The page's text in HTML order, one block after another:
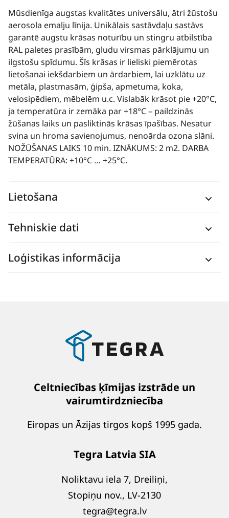
Mūsdienīga augstas kvalitātes universālu, ātri žūstošu
aerosola emalju līnija. Unikālais sastāvdaļu sastāvs
garantē augstu krāsas noturību un stingru atbilstība
RAL paletes prasībām, gludu virsmas pārklājumu un
ilgstošu spīdumu. Šīs krāsas ir lieliski piemērotas
lietošanai iekšdarbiem un ārdarbiem, lai uzklātu uz
metāla, plastmasām, ģipša, apmetuma, koka,
velosipēdiem, mēbelēm u.c. Vislabāk krāsot pie +20°C,
ja temperatūra ir zemāka par +18°C – paildzinās
žūšanas laiks un pasliktinās krāsas īpašības. Nesatur
svina un hroma savienojumus, nenoārda ozona slāni.
NOŽŪŠANAS LAIKS 10 min. IZNĀKUMS: 2 m2. DARBA
TEMPERATŪRA: +10°C … +25°C.
Lietošana
Tehniskie dati
Loģistikas informācija
Celtniecības ķīmijas izstrāde un
vairumtirdzniecība
Eiropas un Āzijas tirgos kopš 1995 gada.
Tegra Latvia SIA
Noliktavu iela 7, Dreiliņi,
Stopiņu nov., LV-2130
tegra@tegra.lv